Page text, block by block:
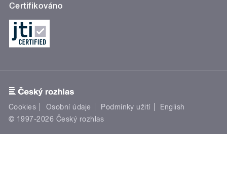
Certifikováno
Cookies Osobní údaje Podmínky užití
English
© 1997-2026 Český rozhlas